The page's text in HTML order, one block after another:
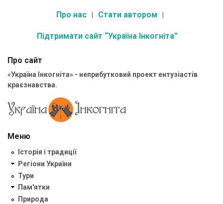
Про нас Стати автором
Підтримати сайт “Україна Інкогніта”
Про сайт
«Україна Інкогніта» - неприбутковий проект ентузіастів
краєзнавства.
Меню
Історія і традиції
Регіони України
Тури
Пам'ятки
Природа